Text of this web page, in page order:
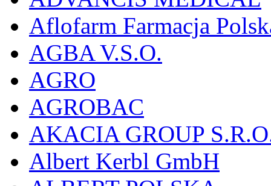
Aflofarm Farmacja
AGBA V.S.O.
AGRO
AGROBAC
AKACIA GROUP
Albert Kerbl GmbH